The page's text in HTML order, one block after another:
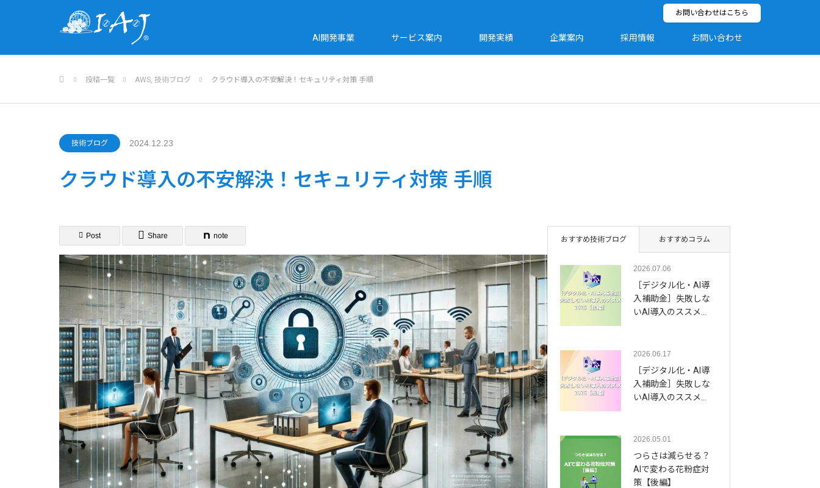
お問い合わせはこちら
AI開発事業 サービス案内 開発実績 企業案内 採用情報 お問い合わせ
投稿一覧 AWS, 技術ブログ クラウド導入の不安解決！セキュリティ対策 手順
技術ブログ 2024.12.23
クラウド導入の不安解決！セキュリティ対策 手順
Post Share note おすすめ技術ブログ おすすめコラム
2026.07.06
［デジタル化・AI導
入補助金］失敗しな
いAI導入のススメ…
2026.06.17
［デジタル化・AI導
入補助金］失敗しな
いAI導入のススメ…
2026.05.01
つらさは減らせる？
AIで変わる花粉症対
策【後編】